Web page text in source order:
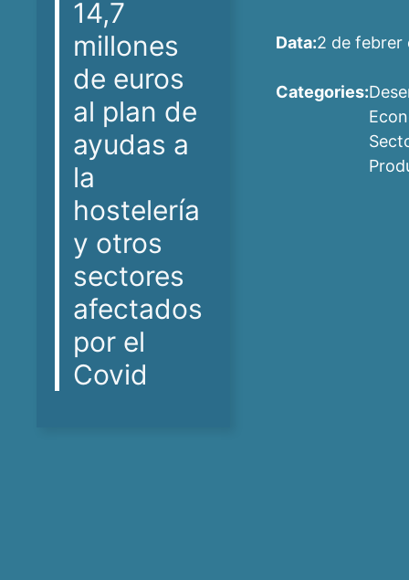
14,7
millones
de euros
al plan de
ayudas a
la
hostelería
y otros
sectores
afectados
por el
Covid
Data:2 de febrer
Categories: